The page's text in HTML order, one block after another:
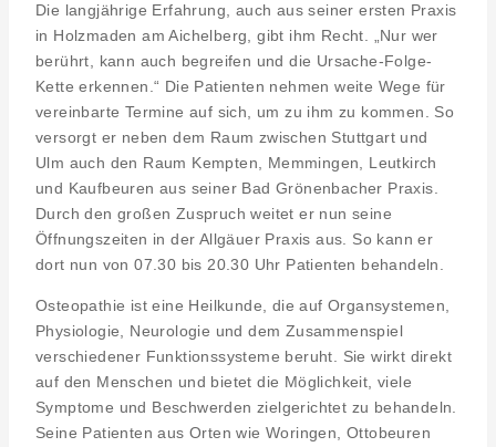
Die langjährige Erfahrung, auch aus seiner ersten Praxis
in Holzmaden am Aichelberg, gibt ihm Recht. „Nur wer
berührt, kann auch begreifen und die Ursache-Folge-
Kette erkennen.“ Die Patienten nehmen weite Wege für
vereinbarte Termine auf sich, um zu ihm zu kommen. So
versorgt er neben dem Raum zwischen Stuttgart und
Ulm auch den Raum Kempten, Memmingen, Leutkirch
und Kaufbeuren aus seiner Bad Grönenbacher Praxis.
Durch den großen Zuspruch weitet er nun seine
Öffnungszeiten in der Allgäuer Praxis aus. So kann er
dort nun von 07.30 bis 20.30 Uhr Patienten behandeln.
Osteopathie ist eine Heilkunde, die auf Organsystemen,
Physiologie, Neurologie und dem Zusammenspiel
verschiedener Funktionssysteme beruht. Sie wirkt direkt
auf den Menschen und bietet die Möglichkeit, viele
Symptome und Beschwerden zielgerichtet zu behandeln.
Seine Patienten aus Orten wie Woringen, Ottobeuren